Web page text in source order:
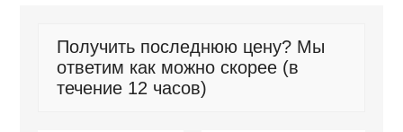
Получить последнюю цену? Мы
ответим как можно скорее (в
течение 12 часов)